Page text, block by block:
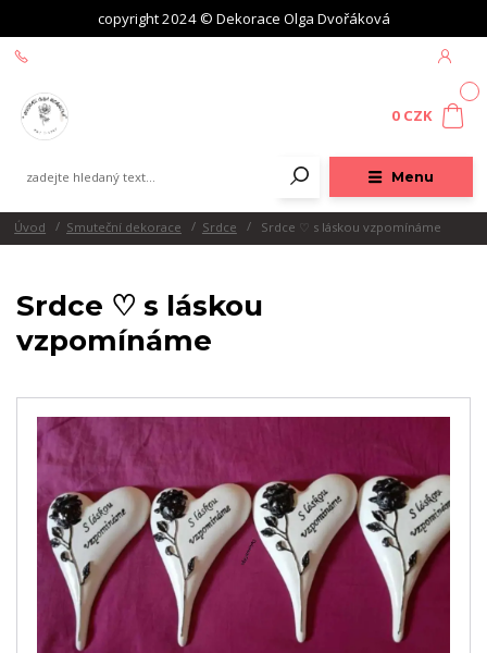
copyright 2024 © Dekorace Olga Dvořáková
Menu
0 CZK
Úvod Smuteční dekorace Srdce Srdce ♡ s láskou vzpomínáme
Srdce ♡ s láskou
vzpomínáme